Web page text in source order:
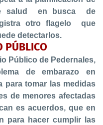
salud
en busca de
otro flagelo que
detectarlos.
PÚBLICO
Público de Pedernales,
de embarazo en
para tomar las medidas
de menores afectadas
es acuerdos, que en
para hacer cumplir las